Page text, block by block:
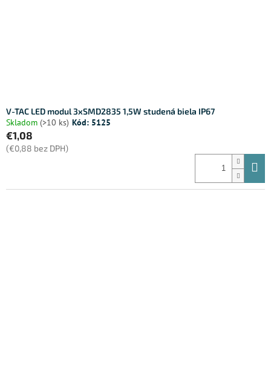
V-TAC LED modul 3xSMD2835 1,5W studená biela IP67
Skladom (>10 ks) Kód: 5125
€1,08
(€0,88 bez DPH)